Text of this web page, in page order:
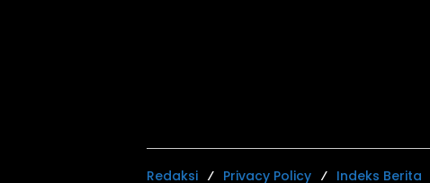
Redaksi Privacy Policy Indeks Berita